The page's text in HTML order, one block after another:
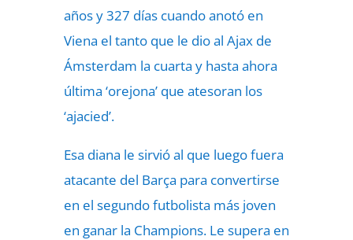
años y 327 días cuando anotó en
Viena el tanto que le dio al Ajax de
Ámsterdam la cuarta y hasta ahora
última ‘orejona’ que atesoran los
‘ajacied’.
Esa diana le sirvió al que luego fuera
atacante del Barça para convertirse
en el segundo futbolista más joven
en ganar la Champions. Le supera en